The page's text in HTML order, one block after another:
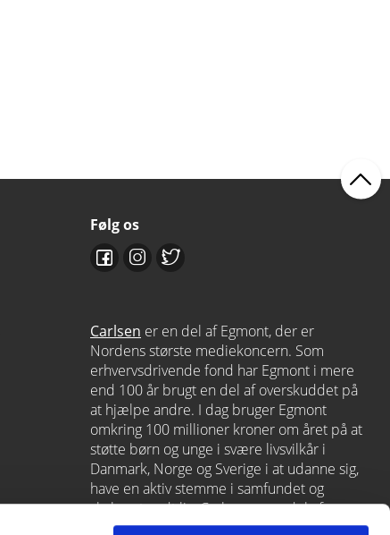
Følg os
Carlsen er en del af Egmont, der er
Nordens største mediekoncern. Som
erhvervsdrivende fond har Egmont i mere
end 100 år brugt en del af overskuddet på
at hjælpe andre. I dag bruger Egmont
omkring 100 millioner kroner om året på at
støtte børn og unge i svære livsvilkår i
Danmark, Norge og Sverige i at udanne sig,
have en aktiv stemme i samfundet og
skabe et godt liv. Carlsen er en del af
Egmont viaLindhardt og Ringhof, som